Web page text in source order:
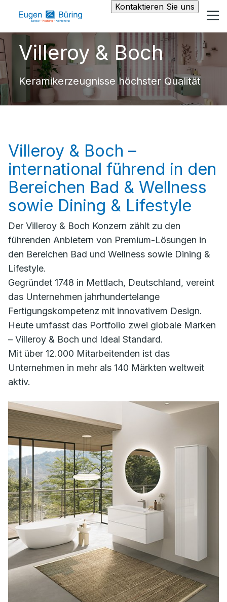
Kontaktieren Sie uns
Villeroy & Boch
Keramikerzeugnisse höchster Qualität
Villeroy & Boch –
international führend in den
Bereichen Bad & Wellness
sowie Dining & Lifestyle
Der Villeroy & Boch Konzern zählt zu den
führenden Anbietern von Premium-Lösungen in
den Bereichen Bad und Wellness sowie Dining &
Lifestyle.
Gegründet 1748 in Mettlach, Deutschland, vereint
das Unternehmen jahrhundertelange
Fertigungskompetenz mit innovativem Design.
Heute umfasst das Portfolio zwei globale Marken
– Villeroy & Boch und Ideal Standard.
Mit über 12.000 Mitarbeitenden ist das
Unternehmen in mehr als 140 Märkten weltweit
aktiv.